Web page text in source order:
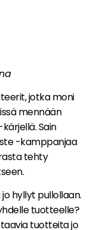
jotka moni
mennään
Sain
-kamppanjaa
tehty
hyllyt pullollaan.
tuotteelle?
tuotteita jo